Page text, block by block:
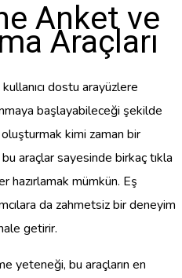
Anket ve
Araçları
dostu arayüzlere
başlayabileceği şekilde
kimi zaman bir
araçlar sayesinde birkaç tıkla
hazırlamak mümkün. Eş
da zahmetsiz bir deneyim
getirir.
yeteneği, bu araçların en